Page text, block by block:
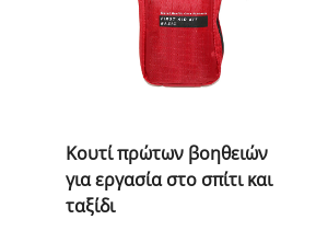
Κουτί πρώτων βοηθειών
για εργασία στο σπίτι και
ταξίδι